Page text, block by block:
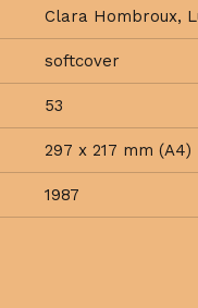
Clara Hombroux,
softcover
53
297 x 217 mm (A4)
1987